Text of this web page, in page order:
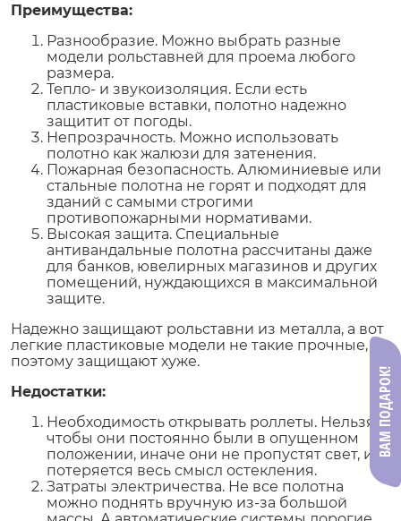
Преимущества:
Разнообразие. Можно выбрать разные
модели рольставней для проема любого
размера.
Тепло- и звукоизоляция. Если есть
пластиковые вставки, полотно надежно
защитит от погоды.
Непрозрачность. Можно использовать
полотно как жалюзи для затенения.
Пожарная безопасность. Алюминиевые или
стальные полотна не горят и подходят для
зданий с самыми строгими
противопожарными нормативами.
Высокая защита. Специальные
антивандальные полотна рассчитаны даже
для банков, ювелирных магазинов и других
помещений, нуждающихся в максимальной
защите.
Надежно защищают рольставни из металла, а вот
легкие пластиковые модели не такие прочные,
поэтому защищают хуже.
Недостатки:
Необходимость открывать роллеты. Нельзя,
чтобы они постоянно были в опущенном
положении, иначе они не пропустят свет, и
потеряется весь смысл остекления.
Затраты электричества. Не все полотна
можно поднять вручную из-за большой
ВАМ ПОДАРОК!